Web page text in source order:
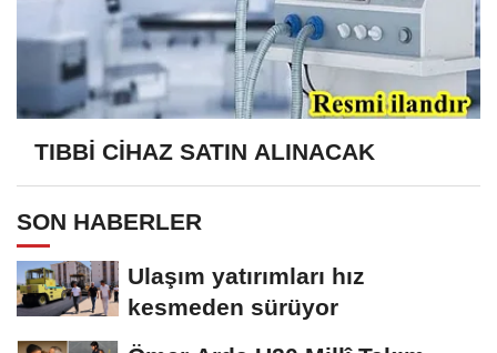
TIBBİ CİHAZ SATIN ALINACAK
SON HABERLER
Ulaşım yatırımları hız
kesmeden sürüyor